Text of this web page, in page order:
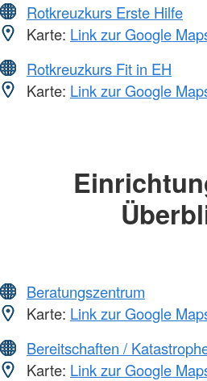
Rotkreuzkurs Erste Hilfe
Karte: Link zur Google
Rotkreuzkurs Fit in EH
Karte: Link zur Google
Beratungszentrum
Karte: Link zur Google
Bereitschaften /
Karte: Link zur Google